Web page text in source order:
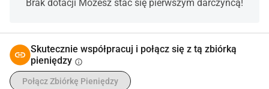
Korzystaj z tej okazji, aby wyrazić swoją wdzięczność za
pewnością zostanie przeznaczone na przyszłe książki!
Z serdecznymi pozdrowieniami,
Brak dotacji Możesz stać się pierwszym darczyńcą!
Skutecznie współpracuj i połącz się z tą zbiórką
pieniędzy info
Połącz Zbiórkę Pieniędzy